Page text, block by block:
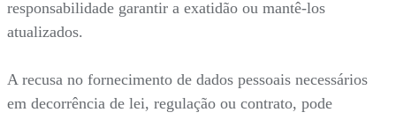
responsabilidade garantir a exatidão ou mantê-los
atualizados.
A recusa no fornecimento de dados pessoais necessários
em decorrência de lei, regulação ou contrato, pode